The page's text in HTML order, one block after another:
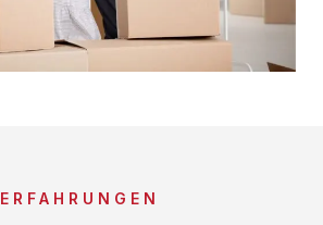
ERFAHRUNGEN